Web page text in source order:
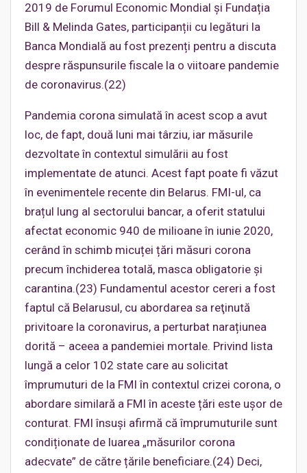
2019 de Forumul Economic Mondial și Fundația
Bill & Melinda Gates, participanții cu legături la
Banca Mondială au fost prezenți pentru a discuta
despre răspunsurile fiscale la o viitoare pandemie
de coronavirus.(22)
Pandemia corona simulată în acest scop a avut
loc, de fapt, două luni mai târziu, iar măsurile
dezvoltate în contextul simulării au fost
implementate de atunci. Acest fapt poate fi văzut
în evenimentele recente din Belarus. FMI-ul, ca
brațul lung al sectorului bancar, a oferit statului
afectat economic 940 de milioane în iunie 2020,
cerând în schimb micuței țări măsuri corona
precum închiderea totală, masca obligatorie și
carantina.(23) Fundamentul acestor cereri a fost
faptul că Belarusul, cu abordarea sa reţinută
privitoare la coronavirus, a perturbat narațiunea
dorită – aceea a pandemiei mortale. Privind lista
lungă a celor 102 state care au solicitat
împrumuturi de la FMI în contextul crizei corona, o
abordare similară a FMI în aceste țări este ușor de
conturat. FMI însuși afirmă că împrumuturile sunt
condiționate de luarea „măsurilor corona
adecvate” de către țările beneficiare.(24) Deci,